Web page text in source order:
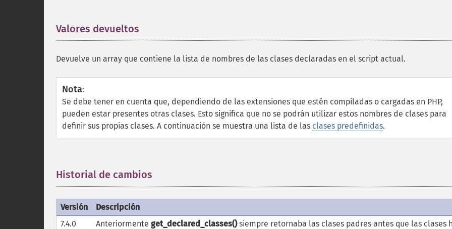
Valores devueltos
Devuelve un array que contiene la lista de nombres de las clases declaradas en el script actual.
Nota:
Se debe tener en cuenta que, dependiendo de las extensiones que estén compiladas o cargadas en PHP,
pueden estar presentes otras clases. Esto significa que no se podrán utilizar estos nombres de clases para
definir sus propias clases. A continuación se muestra una lista de las clases predefinidas.
Historial de cambios
Versión
Descripción
7.4.0
Anteriormente get_declared_classes()siempre retornaba las clases padres antes que las clases